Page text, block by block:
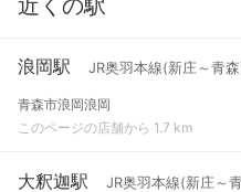
浪岡駅 JR奥羽本線(新庄～青
青森市浪岡浪岡
このページの店舗から 1.7 km
大釈迦駅 JR奥羽本線(新庄～